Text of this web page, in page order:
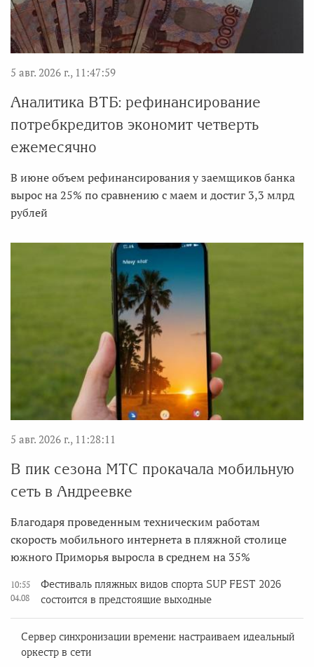
5 авг. 2026 г., 11:47:59
Аналитика ВТБ: рефинансирование
потребкредитов экономит четверть
ежемесячно
В июне объем рефинансирования у заемщиков банка
вырос на 25% по сравнению с маем и достиг 3,3 млрд
рублей
5 авг. 2026 г., 11:28:11
В пик сезона МТС прокачала мобильную
сеть в Андреевке
Благодаря проведенным техническим работам
скорость мобильного интернета в пляжной столице
южного Приморья выросла в среднем на 35%
10:55
04.08
Фестиваль пляжных видов спорта SUP FEST 2026
состоится в предстоящие выходные
Сервер синхронизации времени: настраиваем идеальный
оркестр в сети